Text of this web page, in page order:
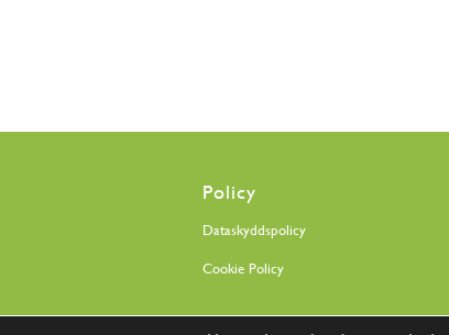
Policy
Dataskyddspolicy
Cookie Policy